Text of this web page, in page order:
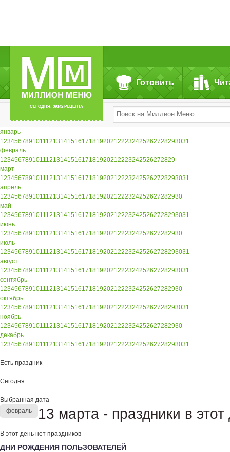
СЕГОДНЯ: 39142 РЕЦЕПТА
Готовить
январь
12345678910111213141516171819202122232425262728293031
февраль
1234567891011121314151617181920212223242526272829
март
12345678910111213141516171819202122232425262728293031
апрель
123456789101112131415161718192021222324252627282930
май
12345678910111213141516171819202122232425262728293031
июнь
123456789101112131415161718192021222324252627282930
июль
12345678910111213141516171819202122232425262728293031
август
12345678910111213141516171819202122232425262728293031
сентябрь
123456789101112131415161718192021222324252627282930
октябрь
12345678910111213141516171819202122232425262728293031
ноябрь
123456789101112131415161718192021222324252627282930
декабрь
12345678910111213141516171819202122232425262728293031
Есть праздник
Сегодня
Выбранная дата
февраль
13 марта - праздники в этот
В этот день нет праздников
ДНИ РОЖДЕНИЯ ПОЛЬЗОВАТЕЛЕЙ